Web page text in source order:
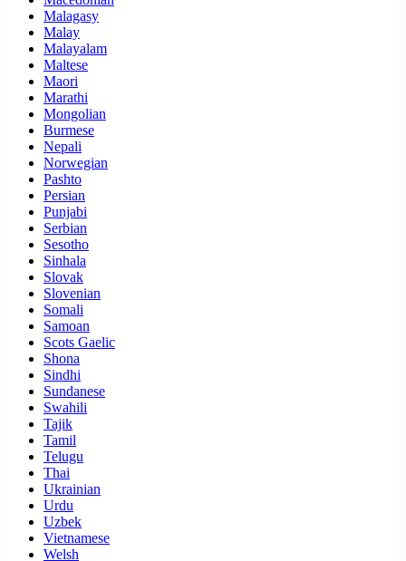
Malagasy
Malay
Malayalam
Maltese
Maori
Marathi
Mongolian
Burmese
Nepali
Norwegian
Pashto
Persian
Punjabi
Serbian
Sesotho
Sinhala
Slovak
Slovenian
Somali
Samoan
Scots Gaelic
Shona
Sindhi
Sundanese
Swahili
Tajik
Tamil
Telugu
Thai
Ukrainian
Urdu
Uzbek
Vietnamese
Welsh